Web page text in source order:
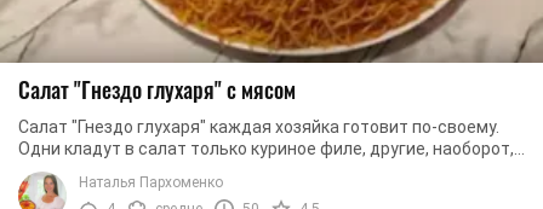
Салат "Гнездо глухаря" с мясом
Салат "Гнездо глухаря" каждая хозяйка готовит по-своему.
Одни кладут в салат только куриное филе, другие, наоборот,
предпочитают говядину или ...
Наталья Пархоменко